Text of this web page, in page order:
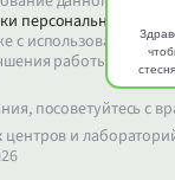
персональных
с использованием
работы сайта и
посоветуйтесь с
и